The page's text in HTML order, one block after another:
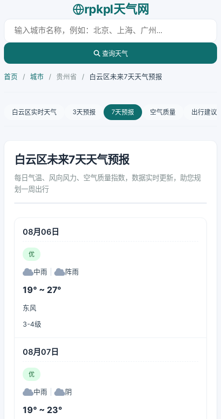
rpkpl天气网
查询天气
首页 / 城市 / 贵州省 / 白云区未来7天天气预报
白云区实时天气 3天预报 7天预报 空气质量 出行建议
白云区未来7天天气预报
每日气温、风向风力、空气质量指数，数据实时更新，助您规
划一周出行
08月06日
优
中雨 阵雨
19° ~ 27°
东风
3-4级
08月07日
优
中雨 阴
19° ~ 23°